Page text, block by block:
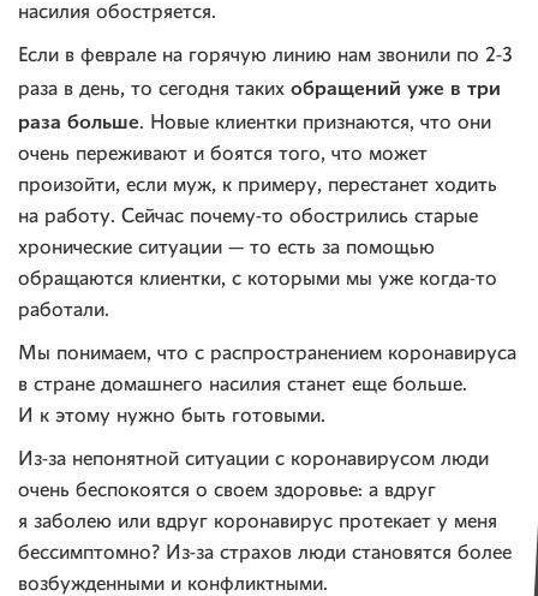
насилия обостряется.
Если в феврале на горячую линию нам звонили по 2-3
раза в день, то сегодня таких обращений уже в три
раза больше. Новые клиентки признаются, что они
очень переживают и боятся того, что может
произойти, если муж, к примеру, перестанет ходить
на работу. Сейчас почему-то обострились старые
хронические ситуации — то есть за помощью
обращаются клиентки, с которыми мы уже когда-то
работали.
Мы понимаем, что с распространением коронавируса
в стране домашнего насилия станет еще больше.
И к этому нужно быть готовыми.
Из-за непонятной ситуации с коронавирусом люди
очень беспокоятся о своем здоровье: а вдруг
я заболею или вдруг коронавирус протекает у меня
бессимптомно? Из-за страхов люди становятся более
возбужденными и конфликтными.